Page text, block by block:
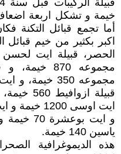
خيمة و تشكل اربعة اضعاف
أما تجمع قبائل التكنة
اكبر بكثير من خيم قبائل
الحصر، قبيلة ايت
مجموعه 870
ايت اوسى 1200 خيمة و ايت ابراهيم اوعلى 300 خيمة
ياسين 140 خيمة.
هذه الديموغرافية